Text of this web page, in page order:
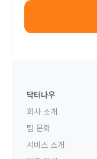
닥터나우
회사 소개
팀 문화
서비스 소개